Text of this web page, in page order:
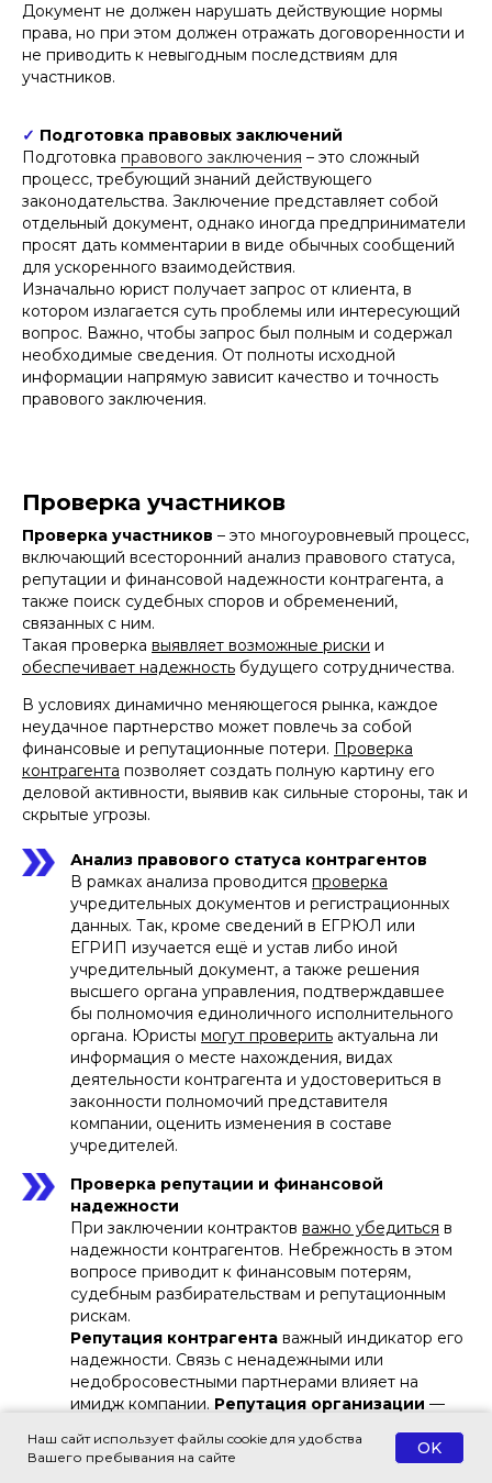
Документ не должен нарушать действующие нормы
права, но при этом должен отражать договоренности и
не приводить к невыгодным последствиям для
участников.
✓ Подготовка правовых заключений
Подготовка правового заключения – это сложный
процесс, требующий знаний действующего
законодательства. Заключение представляет собой
отдельный документ, однако иногда предприниматели
просят дать комментарии в виде обычных сообщений
для ускоренного взаимодействия.
Изначально юрист получает запрос от клиента, в
котором излагается суть проблемы или интересующий
вопрос. Важно, чтобы запрос был полным и содержал
необходимые сведения. От полноты исходной
информации напрямую зависит качество и точность
правового заключения.
Проверка участников
Проверка участников – это многоуровневый процесс,
включающий всесторонний анализ правового статуса,
репутации и финансовой надежности контрагента, а
также поиск судебных споров и обременений,
связанных с ним.
Такая проверка выявляет возможные риски и
обеспечивает надежность будущего сотрудничества.
В условиях динамично меняющегося рынка, каждое
неудачное партнерство может повлечь за собой
финансовые и репутационные потери. Проверка
контрагента позволяет создать полную картину его
деловой активности, выявив как сильные стороны, так и
скрытые угрозы.
Анализ правового статуса контрагентов
В рамках анализа проводится проверка
учредительных документов и регистрационных
данных. Так, кроме сведений в ЕГРЮЛ или
ЕГРИП изучается ещё и устав либо иной
учредительный документ, а также решения
высшего органа управления, подтверждавшее
бы полномочия единоличного исполнительного
органа. Юристы могут проверить актуальна ли
информация о месте нахождения, видах
деятельности контрагента и удостовериться в
законности полномочий представителя
компании, оценить изменения в составе
учредителей.
Проверка репутации и финансовой
надежности
При заключении контрактов важно убедиться в
надежности контрагентов. Небрежность в этом
вопросе приводит к финансовым потерям,
судебным разбирательствам и репутационным
рискам.
Репутация контрагента важный индикатор его
надежности. Связь с ненадежными или
недобросовестными партнерами влияет на
имидж компании. Репутация организации —
приоритетом для предпринимателя.
Более того, при проверке компании нужно
Наш сайт использует файлы cookie для удобства
Вашего пребывания на сайте
OK